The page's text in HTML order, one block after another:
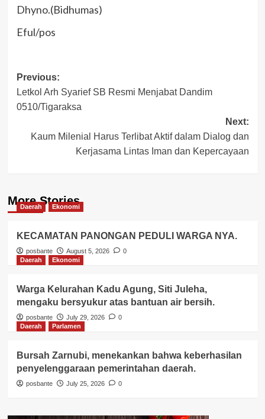
Dhyno.(Bidhumas)
Eful/pos
Post
navigation
Previous:
Letkol Arh Syarief SB Resmi Menjabat Dandim
0510/Tigaraksa
Next:
Kaum Milenial Harus Terlibat Aktif dalam Dialog dan
Kerjasama Lintas Iman dan Kepercayaan
More Stories
Daerah Ekonomi
KECAMATAN PANONGAN PEDULI WARGA NYA.
posbante August 5, 2026
0
Daerah
Ekonomi
Warga Kelurahan Kadu Agung, Siti Juleha,
mengaku bersyukur atas bantuan air bersih.
posbante July 29, 2026
0
Daerah
Parlamen
Bursah Zarnubi, menekankan bahwa keberhasilan
penyelenggaraan pemerintahan daerah.
posbante July 25, 2026 0